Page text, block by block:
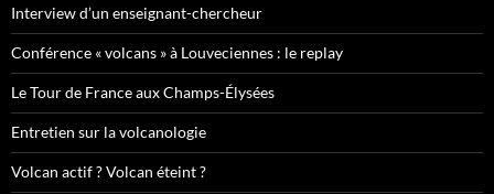
Interview d’un enseignant-chercheur
Conférence « volcans » à Louveciennes : le replay
Le Tour de France aux Champs-Élysées
Entretien sur la volcanologie
Volcan actif ? Volcan éteint ?